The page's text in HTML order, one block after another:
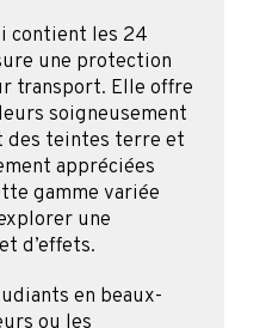
contient les 24
une protection
transport. Elle offre
soigneusement
des teintes terre et
appréciées
gamme variée
une
d’effets.
en beaux-